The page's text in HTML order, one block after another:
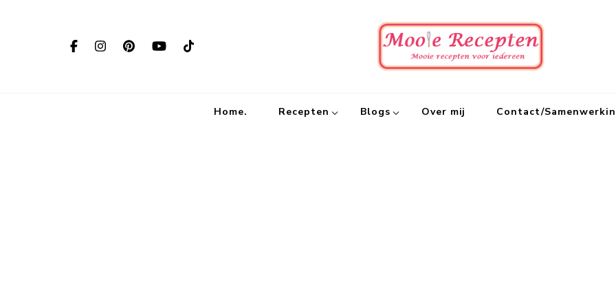
Home. Recepten Blogs Over mij Contact/